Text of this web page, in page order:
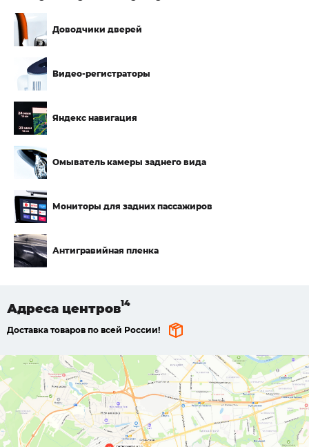
Доводчики дверей
Видео-регистраторы
Яндекс навигация
Омыватель камеры заднего вида
Мониторы для задних пассажиров
Антигравийная пленка
Адреса центров
Доставка товаров по всей России!